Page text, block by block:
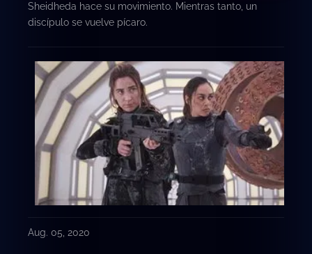
Sheidheda hace su movimiento. Mientras tanto, un
discípulo se vuelve pícaro.
Aug. 05, 2020